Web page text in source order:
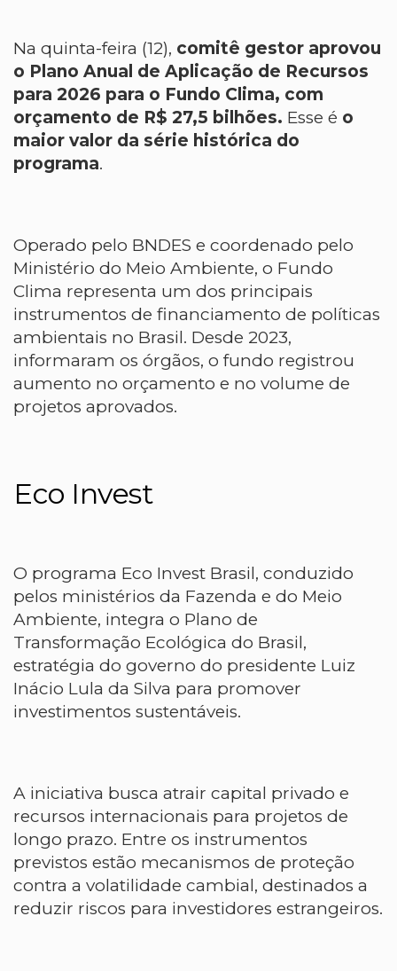
Na quinta-feira (12), comitê gestor aprovou
o Plano Anual de Aplicação de Recursos
para 2026 para o Fundo Clima, com
orçamento de R$ 27,5 bilhões. Esse é o
maior valor da série histórica do
programa.
Operado pelo BNDES e coordenado pelo
Ministério do Meio Ambiente, o Fundo
Clima representa um dos principais
instrumentos de financiamento de políticas
ambientais no Brasil. Desde 2023,
informaram os órgãos, o fundo registrou
aumento no orçamento e no volume de
projetos aprovados.
Eco Invest
O programa Eco Invest Brasil, conduzido
pelos ministérios da Fazenda e do Meio
Ambiente, integra o Plano de
Transformação Ecológica do Brasil,
estratégia do governo do presidente Luiz
Inácio Lula da Silva para promover
investimentos sustentáveis.
A iniciativa busca atrair capital privado e
recursos internacionais para projetos de
longo prazo. Entre os instrumentos
previstos estão mecanismos de proteção
contra a volatilidade cambial, destinados a
reduzir riscos para investidores estrangeiros.